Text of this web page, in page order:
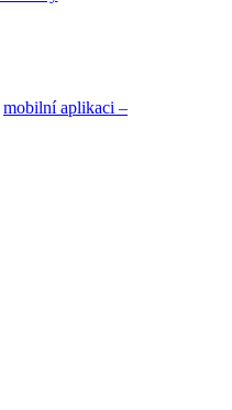
mobilní aplikaci –